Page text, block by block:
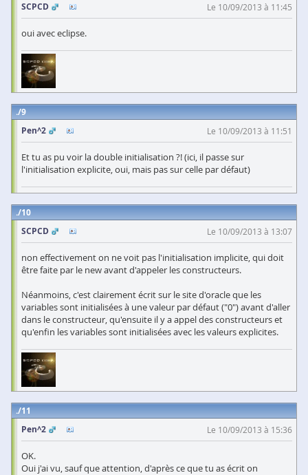
SCPCD
Le 10/09/2013 à 11:45
oui avec eclipse.
9
Pen^2
Le 10/09/2013 à 11:51
Et tu as pu voir la double initialisation ?! (ici, il passe sur
l'initialisation explicite, oui, mais pas sur celle par défaut)
10
SCPCD
Le 10/09/2013 à 13:07
non effectivement on ne voit pas l'initialisation implicite, qui doit
être faite par le new avant d'appeler les constructeurs.
Néanmoins, c'est clairement écrit sur le site d'oracle que les
variables sont initialisées à une valeur par défaut ("0") avant d'aller
dans le constructeur, qu'ensuite il y a appel des constructeurs et
qu'enfin les variables sont initialisées avec les valeurs explicites.
11
Pen^2
Le 10/09/2013 à 15:36
OK.
Oui j'ai vu, sauf que attention, d'après ce que tu as écrit on